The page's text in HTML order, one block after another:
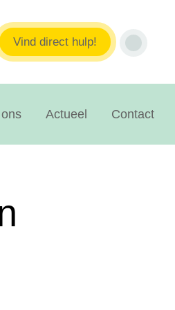
Vind direct hulp!
Actueel Contact